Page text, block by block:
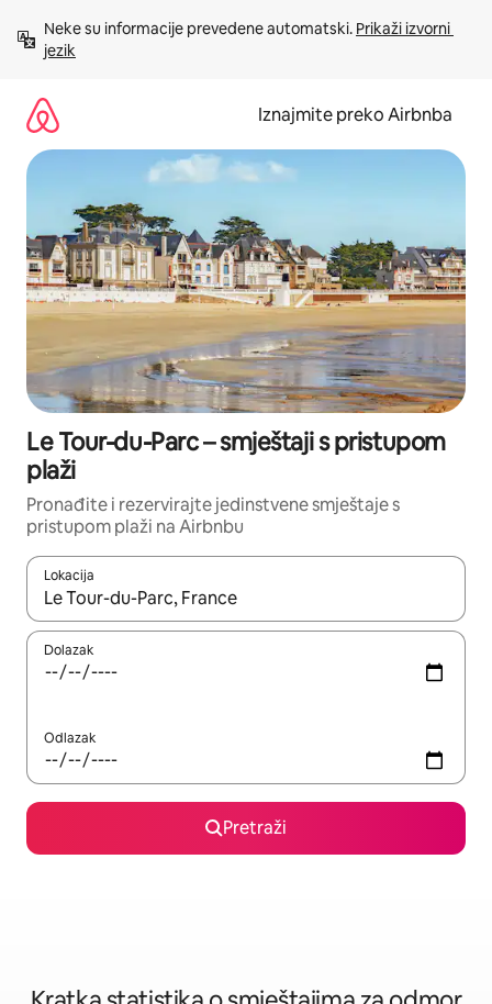
sadržaj
Neke su informacije prevedene automatski. Prikaži izvorni
jezik
Iznajmite preko Airbnba
Le Tour-du-Parc – smještaji s pristupom
plaži
Pronađite i rezervirajte jedinstvene smještaje s
pristupom plaži na Airbnbu
Lokacija
Kada budu dostupni rezultati, moći ćete ih pregledati
Dolazak
Odlazak
Pretraži